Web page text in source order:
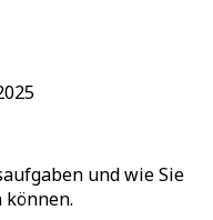
und wie Sie